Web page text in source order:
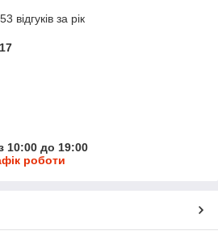
відгуків за рік
10:00 до 19:00
роботи